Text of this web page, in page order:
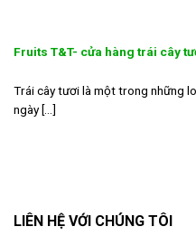
Fruits T&T- cửa hàng trái cây
Trái cây tươi là một trong những
ngày [...]
LIÊN HỆ VỚI CHÚNG TÔI